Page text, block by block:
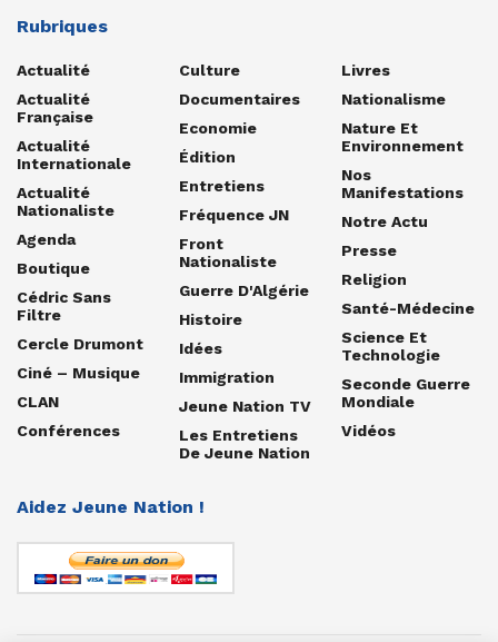
Rubriques
Actualité
Actualité
Française
Actualité
Internationale
Actualité
Nationaliste
Agenda
Boutique
Cédric Sans
Filtre
Cercle Drumont
Ciné – Musique
CLAN
Conférences
Culture
Documentaires
Economie
Édition
Entretiens
Fréquence JN
Front
Nationaliste
Guerre D'Algérie
Histoire
Idées
Immigration
Jeune Nation TV
Les Entretiens
De Jeune Nation
Livres
Nationalisme
Nature Et
Environnement
Nos
Manifestations
Notre Actu
Presse
Religion
Santé-Médecine
Science Et
Technologie
Seconde Guerre
Mondiale
Vidéos
Aidez Jeune Nation !